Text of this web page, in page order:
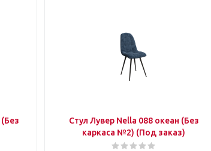
Стул Лувер Nella 088 океан (Без
каркаса №2) (Под заказ)